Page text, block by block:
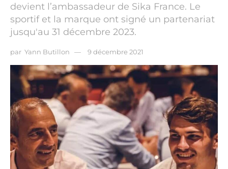
devient l’ambassadeur de Sika France. Le
sportif et la marque ont signé un partenariat
jusqu'au 31 décembre 2023.
par Yann Butillon 9 décembre 2021